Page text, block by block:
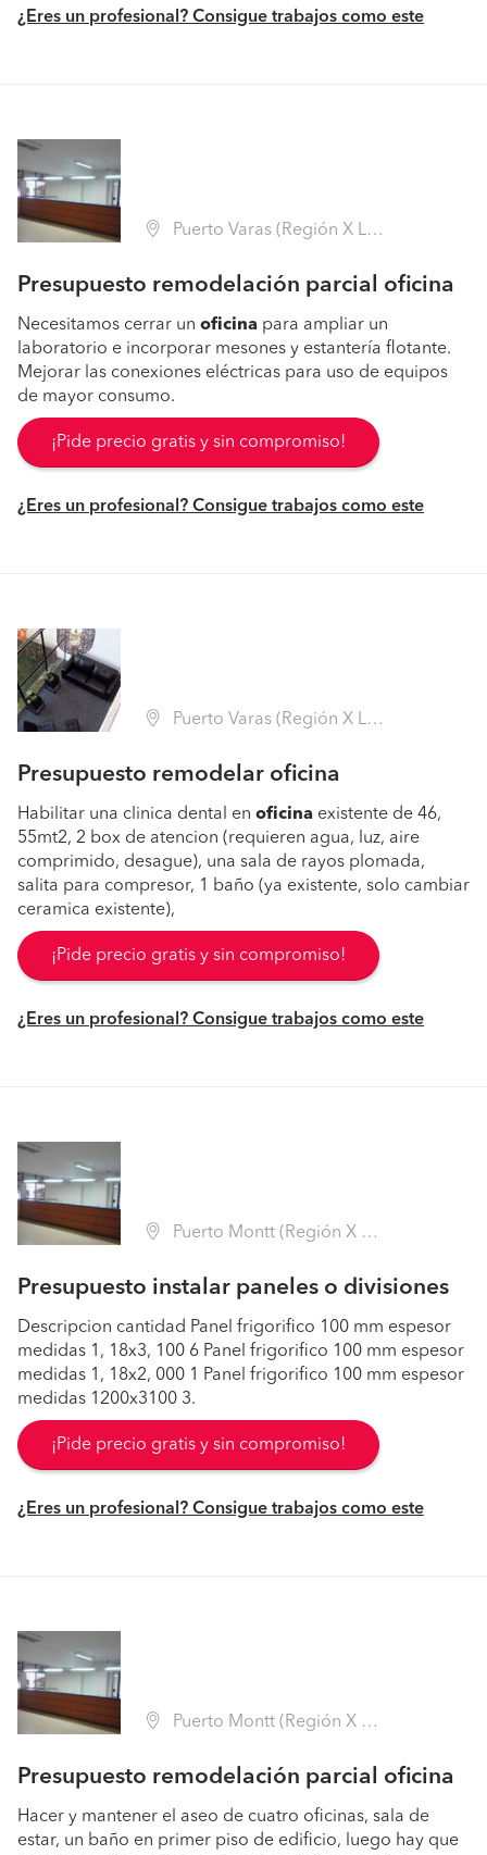
¿Eres un profesional? Consigue trabajos como este
Puerto Varas (Región X Los Lagos - Llanquihue)
Presupuesto remodelación parcial oficina
Necesitamos cerrar un oficina para ampliar un
laboratorio e incorporar mesones y estantería flotante.
Mejorar las conexiones eléctricas para uso de equipos
de mayor consumo.
¡Pide precio gratis y sin compromiso!
¿Eres un profesional? Consigue trabajos como este
Puerto Varas (Región X Los Lagos - Llanquihue)
Presupuesto remodelar oficina
Habilitar una clinica dental en oficina existente de 46,
55mt2, 2 box de atencion (requieren agua, luz, aire
comprimido, desague), una sala de rayos plomada,
salita para compresor, 1 baño (ya existente, solo cambiar
ceramica existente),
¡Pide precio gratis y sin compromiso!
¿Eres un profesional? Consigue trabajos como este
Puerto Montt (Región X Los Lagos - Llanquihue)
Presupuesto instalar paneles o divisiones
Descripcion cantidad Panel frigorifico 100 mm espesor
medidas 1, 18x3, 100 6 Panel frigorifico 100 mm espesor
medidas 1, 18x2, 000 1 Panel frigorifico 100 mm espesor
medidas 1200x3100 3.
¡Pide precio gratis y sin compromiso!
¿Eres un profesional? Consigue trabajos como este
Puerto Montt (Región X Los Lagos - Llanquihue)
Presupuesto remodelación parcial oficina
Hacer y mantener el aseo de cuatro oficinas, sala de
estar, un baño en primer piso de edificio, luego hay que